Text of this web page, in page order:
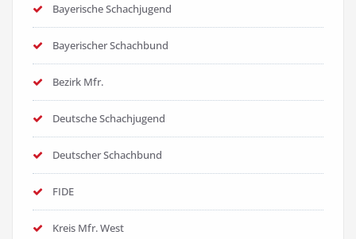
Bayerische Schachjugend
Bayerischer Schachbund
Bezirk Mfr.
Deutsche Schachjugend
Deutscher Schachbund
FIDE
Kreis Mfr. West